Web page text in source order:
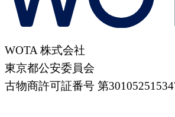
WOTA 株式会社
東京都公安委員会
古物商許可証番号 第